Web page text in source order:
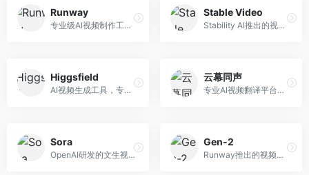
Runway
专业级AI视频制作工具，支持视频生成与编辑。面向影视制作人和创意工作者，提供文生视频、视频编辑、绿幕抠像等专业功能，视频处理能力强，适合专业创作场景。
Stable Video
Stability AI推出的视频生成模型，开源可部署。面向开发者和专业创作者，支持视频生成、视频编辑等功能，开源生态完善，定制化程度高。
Higgsfield
AI视频生成工具，专注于高质量视频内容创作。面向视频创作者和营销人员，支持文生视频、视频编辑等功能，视频效果逼真，适合商业应用。
云幕同声
专业AI视频翻译平台，支持视频多语言配音和字幕生成。面向跨境电商和内容出海从业者，提供视频翻译、配音、字幕生成等服务，多语言支持完善。
Sora
OpenAI研发的文生视频大模型，可根据文字描述生成长达60秒的高清视频。面向影视创作者、广告从业者和内容生产者，视频连贯性强，物理世界理解准确，代表了AI视频生成的最高水平。
Gen-2
Runway推出的视频生成模型，专注于文生视频和视频风格转换。面向影视制作人和创意工作者，支持文本到视频、图像到视频等多种生成模式，视频质量专业级。